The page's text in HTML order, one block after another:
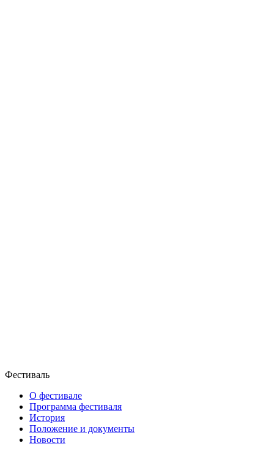
Фестиваль
О фестивале
Программа фестиваля
История
Положение и документы
Новости